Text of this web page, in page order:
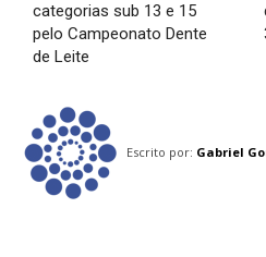
categorias sub 13 e 15
pelo Campeonato Dente
de Leite
Escrito por: Gabriel